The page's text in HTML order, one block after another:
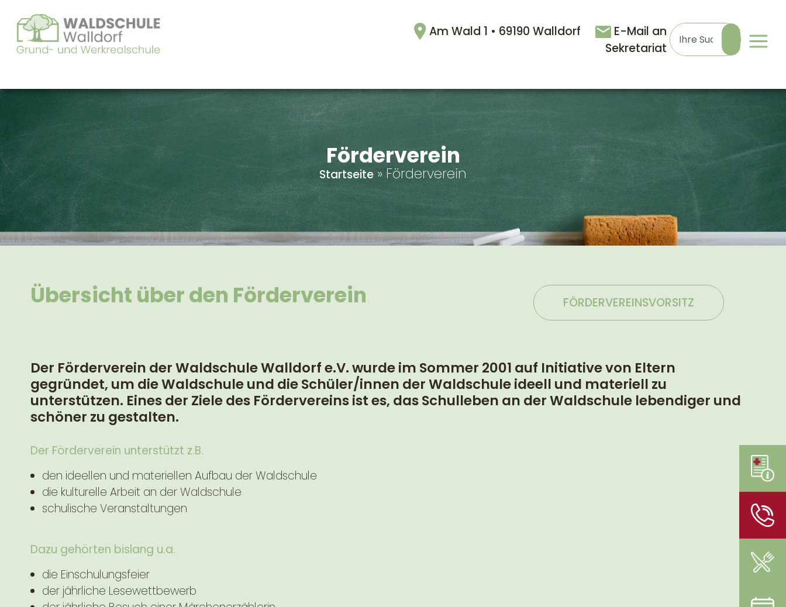
Am Wald 1 • 69190 Walldorf
E-Mail an
Sekretariat
Förderverein
Startseite » Förderverein
Übersicht über den Förderverein FÖRDERVEREINSVORSITZ
Der Förderverein der Waldschule Walldorf e.V. wurde im Sommer 2001 auf Initiative von Eltern
gegründet, um die Waldschule und die Schüler/innen der Waldschule ideell und materiell zu
unterstützen. Eines der Ziele des Fördervereins ist es, das Schulleben an der Waldschule lebendiger und
schöner zu gestalten.
Der Förderverein unterstützt z.B.
den ideellen und materiellen Aufbau der Waldschule
die kulturelle Arbeit an der Waldschule
schulische Veranstaltungen
Dazu gehörten bislang u.a.
die Einschulungsfeier
der jährliche Lesewettbewerb